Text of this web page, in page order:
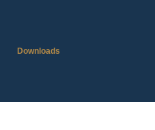
Downloads